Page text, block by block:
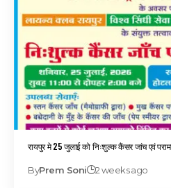
रायपुर मे 25 जुलाई को निःशुल्क कैंसर जांच एवं
ByPrem Soni 2 weeks ago